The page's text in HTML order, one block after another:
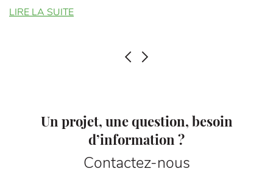
LIRE LA SUITE
PRÉCÉDENT
SUIVANT
Un projet, une question, besoin
d’information ?
Contactez-nous